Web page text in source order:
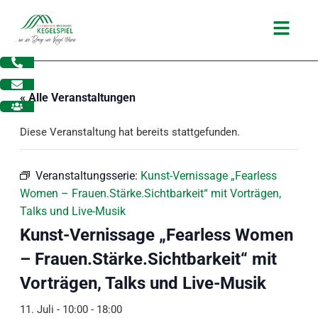
Inhalt
springen
Main
« Alle Veranstaltungen
Diese Veranstaltung hat bereits stattgefunden.
Veranstaltungsserie: Kunst-Vernissage „Fearless
Women – Frauen.Stärke.Sichtbarkeit“ mit Vorträgen,
Talks und Live-Musik
Kunst-Vernissage „Fearless Women
– Frauen.Stärke.Sichtbarkeit“ mit
Vorträgen, Talks und Live-Musik
11. Juli - 10:00- 18:00